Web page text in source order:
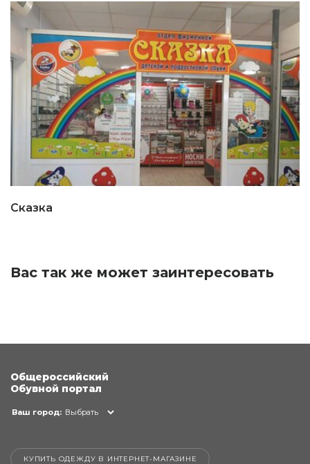
Сказка
Вас так же может заинтересовать
Общероссийский
Обувной портал
Ваш город: Выбрать
КУПИТЬ ОДЕЖДУ В ИНТЕРНЕТ-МАГАЗИНЕ